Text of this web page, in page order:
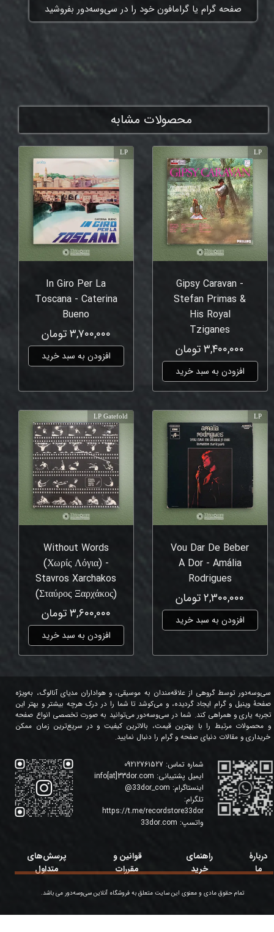
​صفحه گرام یا گرامافون خود را در سی‌وسه‌دور بفروشید
محصولات مشابه
Gipsy Caravan -
Stefan Primas &
His Royal
Tziganes
۳,۴۰۰,۰۰۰ تومان
افزودن به سبد خرید
LP
In Giro Per La
Toscana - Caterina
Bueno
۳,۷۰۰,۰۰۰ تومان
افزودن به سبد خرید
LP
Vou Dar De Beber
À Dor - Amália
Rodrigues
۲,۳۰۰,۰۰۰ تومان
افزودن به سبد خرید
LP
Without Words
(Χωρίς Λόγια) -
Stavros Xarchakos
(Σταύρος Ξαρχάκος)
۳,۶۰۰,۰۰۰ تومان
افزودن به سبد خرید
LP Gatefold
شماره تماس:
ایمیل پشتیبانی: info[at]33dor.com
اینستاگرام: 33dor_com
@
تلگرام:
https://t.me/recordstore33dor
واتسپ: 33dor.com
سی‌وسه‌دور توسط گروهی از علاقه‌مندان به موسیقی، و هواداران مدیای آنالوگ، به‌ویژه
صفحۀ وینیل و گرام ایجاد گردیده، و می‌کوشد تا شما را در درک هرچه بیشتر و بهتر این
تجربه یاری و همراهی کند. شما در سی‌وسه‌دور می‌توانید به صورت تخصصی انواع صفحه
و محصولات مرتبط را با بهترین قیمت، بالاترین کیفیت و در سریع‌ترین زمان ممکن
خریداری و مقالات دنیای صفحه و گرام را دنبال نمایید.
تمام حقوق مادی و معنوی این سایت متعلق به فروشگاه آنلاین سی‌وسه‌دور می باشد.
دربارۀ
ما
قوانین و
مقررات
پرسش‌های
متداول
راهنمای
خرید